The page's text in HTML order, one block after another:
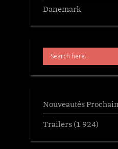
Danemark
Nouveautés
Trailers (1 924)